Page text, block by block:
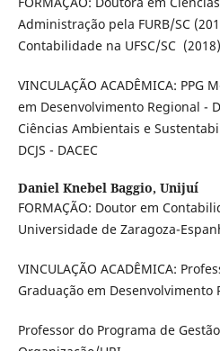
Administração pela FURB/SC
Contabilidade na UFSC/SC
VINCULAÇÃO ACADÊMICA: PPG
em Desenvolvimento Regional -
Ciências Ambientais e
DCJS - DACEC
Daniel Knebel Baggio, Unijuí
FORMAÇÃO: Doutor em
Universidade de Zaragoza-
VINCULAÇÃO ACADÊMICA:
Graduação em Desenvolvimento
Professor do Programa de